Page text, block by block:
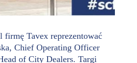
firmę Tavex reprezentować
Chief Operating Officer
of City Dealers. Targi